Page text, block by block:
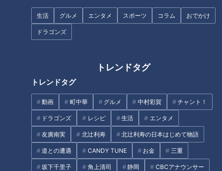
生活 グルメ エンタメ スポーツ コラム おでかけ
ドラゴンズ
トレンドタグ
トレンドタグ
動画 町中華 グルメ 中村彩賀 チャント！
ドラゴンズ レシピ 生活 エンタメ
友廣南実 北辻利寿 北辻利寿の日本はじめて物語
道との遭遇 CANDY TUNE お金 三重
坂下千里子 角上清司 静岡 CBCアナウンサー
を初公開！
誰でも魔球が投げられる「ウィ
ッフルボール」って？若狭アナ
と榊原アナが中日ドラコンズ・
石川昴弥選手に挑む！憧れのプ
ロ野球選手から“三振”は取れる
小高アナ #古川アナ #のん兵衛
トーク
アナウンサー 夏目みな美